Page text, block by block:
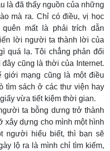
là đã thấy nguồn của những
mà ra. Chỉ có điều, vị học
mất là phải trích dẫn
lời người ta thành lời của
quá lạ. Tôi chẳng phản đối
cũng là thời của Internet.
mạng cũng là một điều
tìm sách ở các thư viện hay
vừa tiết kiệm thời gian.
ta bỗng dưng trở thành
xây dựng cho mình một hình
người hiểu biết, thì bạn sẽ
lộ ra là mình chỉ tìm kiếm,